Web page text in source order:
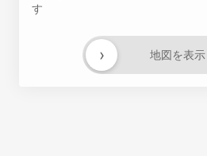
す
地図を表示
›